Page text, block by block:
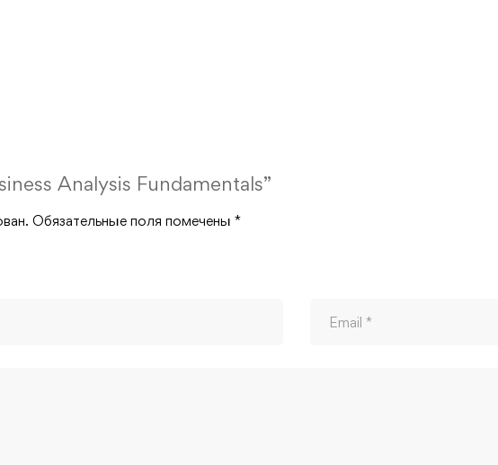
Analysis Fundamentals”
Обязательные поля помечены *